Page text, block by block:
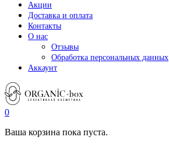
Акции
Доставка и оплата
Контакты
О нас
Отзывы
Обработка персональных данных
Аккаунт
0
Ваша корзина пока пуста.